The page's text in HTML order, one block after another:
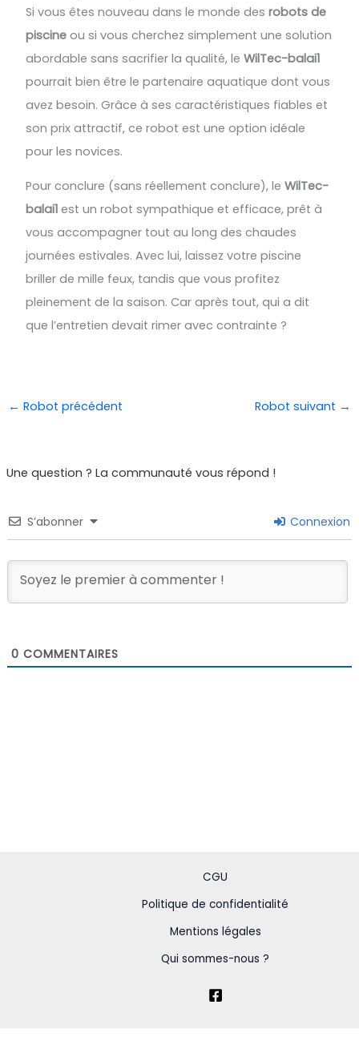
Si vous êtes nouveau dans le monde desrobots de
piscine ou si vous cherchez simplement une solution
abordable sans sacrifier la qualité, leWilTec-balai1
pourrait bien être le partenaire aquatique dont vous
avez besoin. Grâce à ses caractéristiques fiables et
son prix attractif, ce robot est une option idéale
pour les novices.
Pour conclure (sans réellement conclure), leWilTec-
balai1 est un robot sympathique et efficace, prêt à
vous accompagner tout au long des chaudes
journées estivales. Avec lui, laissez votre piscine
briller de mille feux, tandis que vous profitez
pleinement de la saison. Car après tout, qui a dit
que l’entretien devait rimer avec contrainte ?
← Robot précédent Robot suivant →
Une question ? La communauté vous répond !
S’abonner Connexion
0 COMMENTAIRES
CGU
Politique de confidentialité
Mentions légales
Qui sommes-nous ?